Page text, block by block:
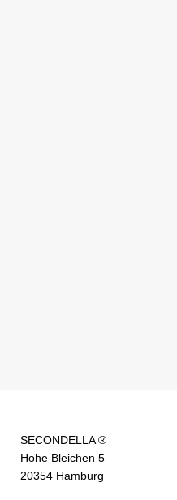
SECONDELLA ®
Hohe Bleichen 5
20354 Hamburg